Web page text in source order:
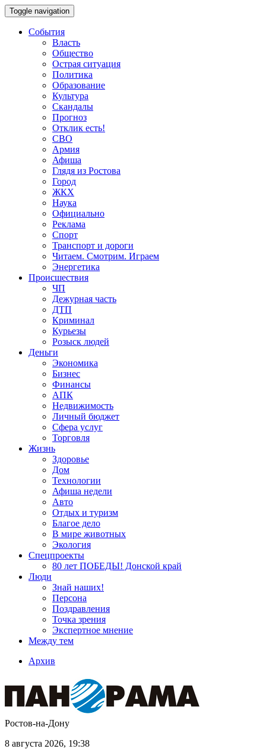
Toggle navigation
События
Власть
Общество
Острая ситуация
Политика
Образование
Культура
Скандалы
Прогноз
Отклик есть!
СВО
Армия
Афиша
Глядя из Ростова
Город
ЖКХ
Наука
Официально
Реклама
Спорт
Транспорт и дороги
Читаем. Смотрим. Играем
Энергетика
Происшествия
ЧП
Дежурная часть
ДТП
Криминал
Курьезы
Розыск людей
Деньги
Экономика
Бизнес
Финансы
АПК
Недвижимость
Личный бюджет
Сфера услуг
Торговля
Жизнь
Здоровье
Дом
Технологии
Афиша недели
Авто
Отдых и туризм
Благое дело
В мире животных
Экология
Спецпроекты
80 лет ПОБЕДЫ! Донской край
Люди
Знай наших!
Персона
Поздравления
Точка зрения
Экспертное мнение
Между тем
Архив
Ростов-на-Дону
8 августа 2026, 19:38